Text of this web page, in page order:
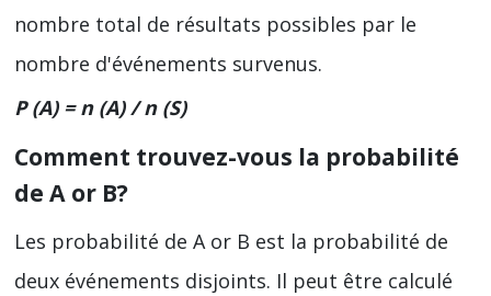
nombre total de résultats possibles par le
nombre d'événements survenus.
P (A) = n (A) / n (S)
Comment trouvez-vous la probabilité
de A or B?
Les probabilité de A or B est la probabilité de
deux événements disjoints. Il peut être calculé